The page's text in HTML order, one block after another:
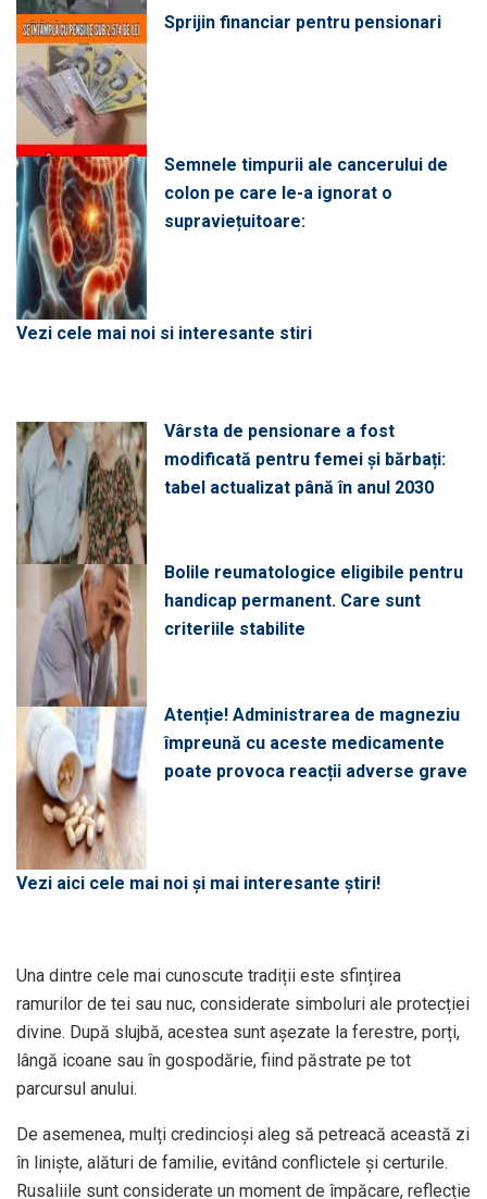
Sprijin financiar pentru pensionari
Semnele timpurii ale cancerului de
colon pe care le-a ignorat o
supraviețuitoare:
Vezi cele mai noi si interesante stiri
Vârsta de pensionare a fost
modificată pentru femei și bărbați:
tabel actualizat până în anul 2030
Bolile reumatologice eligibile pentru
handicap permanent. Care sunt
criteriile stabilite
Atenție! Administrarea de magneziu
împreună cu aceste medicamente
poate provoca reacții adverse grave
Vezi aici cele mai noi și mai interesante știri!
Una dintre cele mai cunoscute tradiții este sfințirea
ramurilor de tei sau nuc, considerate simboluri ale protecției
divine. După slujbă, acestea sunt așezate la ferestre, porți,
lângă icoane sau în gospodărie, fiind păstrate pe tot
parcursul anului.
De asemenea, mulți credincioși aleg să petreacă această zi
în liniște, alături de familie, evitând conflictele și certurile.
Rusaliile sunt considerate un moment de împăcare, reflecție